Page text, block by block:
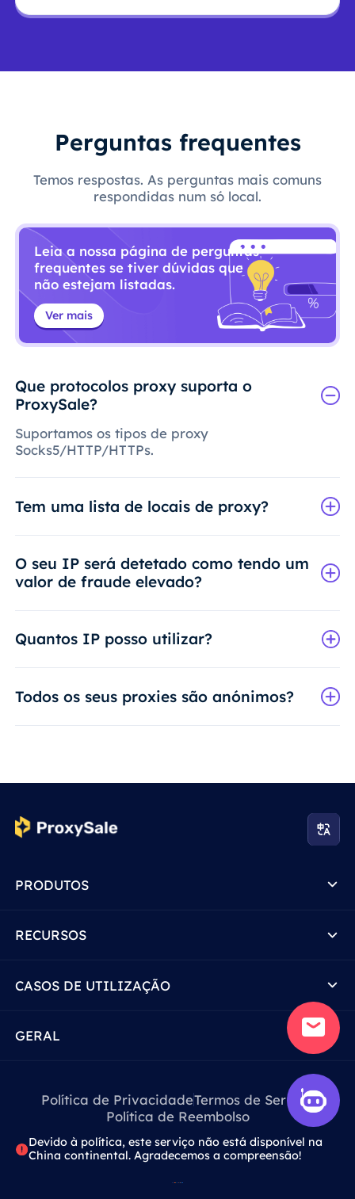
Perguntas frequentes
Temos respostas. As perguntas mais comuns
respondidas num só local.
Leia a nossa página de perguntas
frequentes se tiver dúvidas que
não estejam listadas.
Ver mais
Que protocolos proxy suporta o
ProxySale?
Suportamos os tipos de proxy
Socks5/HTTP/HTTPs.
Tem uma lista de locais de proxy?
O seu IP será detetado como tendo um
valor de fraude elevado?
Quantos IP posso utilizar?
Todos os seus proxies são anónimos?
PRODUTOS
RECURSOS
CASOS DE UTILIZAÇÃO
GERAL
Política de PrivacidadeTermos de Serviço
Política de Reembolso
Devido à política, este serviço não está disponível na
China continental. Agradecemos a compreensão!